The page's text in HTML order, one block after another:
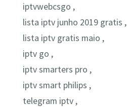
iptvwebcsgo ,
lista iptv junho 2019 gratis ,
lista iptv gratis maio ,
iptv go ,
iptv smarters pro ,
iptv smart philips ,
telegram iptv ,